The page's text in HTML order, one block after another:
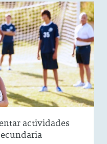
actividades